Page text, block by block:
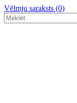
Vēlmju saraksts (0)